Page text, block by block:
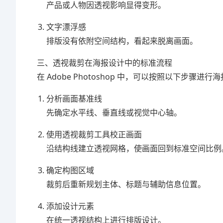
产品或人物因透视影响显得变形。
文字漂浮感
排版没有依附空间结构，看起来脱离画面。
三、透视裁剪在海报设计中的标准流程
在 Adobe Photoshop 中，可以按照以下步骤进行海
分析画面基准线
先确定水平线、垂直线或视觉中心轴。
使用透视裁剪工具校正画面
沿结构线建立透视网格，使画面回到标准空间比例
确定构图区域
裁剪后重新规划主体、标题与辅助信息位置。
添加设计元素
在统一透视结构上进行排版设计。